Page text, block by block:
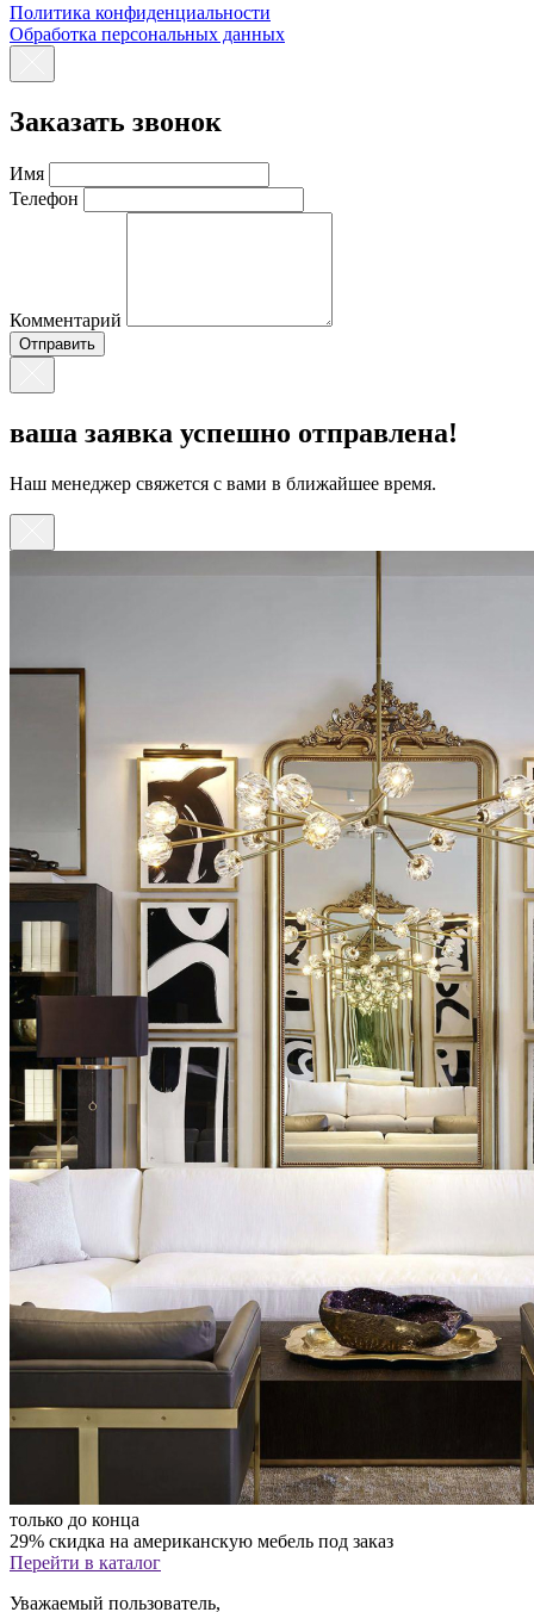
Политика конфиденциальности
Обработка персональных данных
Заказать звонок
Имя
Телефон
Комментарий
ваша заявка успешно отправлена!
Наш менеджер свяжется с вами в ближайшее время.
только до конца
29% скидка на американскую мебель под заказ
Перейти в каталог
Уважаемый пользователь,